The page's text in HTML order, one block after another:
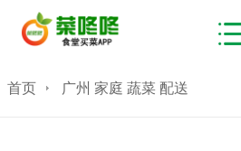
首页 广州 家庭 蔬菜 配送